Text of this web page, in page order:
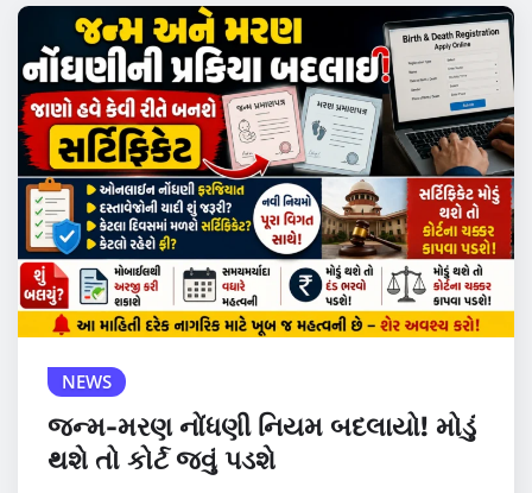
NEWS
જન્મ-મરણ નોંધણી નિયમ બદલાયો! મોડું
થશે તો કોર્ટ જવું પડશે